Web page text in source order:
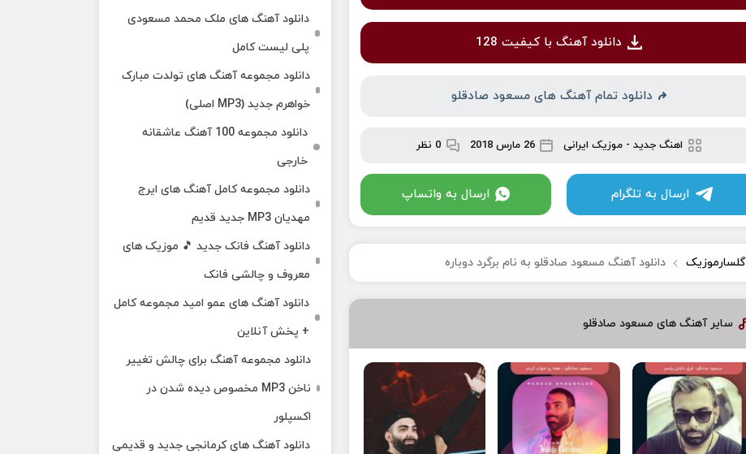
دانلود آهنگ با کیفیت 128
دانلود تمام آهنگ های مسعود صادقلو
اهنگ جدید- موزیک ایرانی 26 مارس 2018 0 نظر
ارسال به تلگرام ارسال به واتساپ
گلسارموزیک دانلود آهنگ مسعود صادقلو به نام برگرد دوباره
سایر آهنگ های مسعود صادقلو
دانلود آهنگ های ملک‌ محمد مسعودی
پلی لیست کامل
دانلود مجموعه آهنگ های تولدت مبارک
خواهرم جدید (MP3 اصلی)
دانلود مجموعه 100 آهنگ عاشقانه
خارجی
دانلود مجموعه کامل آهنگ های ایرج
مهدیان MP3 جدید قدیم
دانلود آهنگ فانک جدید 🎵 موزیک‌ های
معروف و چالشی فانک
دانلود آهنگ های عمو امید مجموعه کامل
+ پخش آنلاین
دانلود مجموعه آهنگ برای چالش تغییر
ناخن MP3 مخصوص دیده شدن در
اکسپلور
دانلود آهنگ‌ های کرمانجی جدید و قدیمی